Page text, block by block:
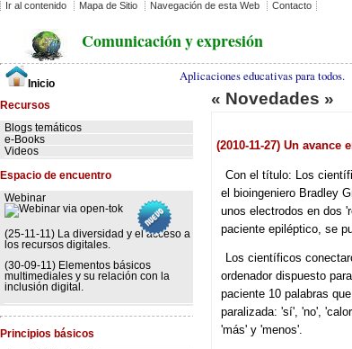
Ir al contenido Mapa de Sitio Navegación de esta Web Contacto
Comunicación y expresión
Aplicaciones educativas para todos.
Inicio
Recursos
Blogs temáticos
e-Books
Videos
Espacio de encuentro
Webinar
(25-11-11) La diversidad y el acceso a
los recursos digitales.
(30-09-11) Elementos básicos
multimediales y su relación con la
inclusión digital.
Principios básicos
« Novedades »
(2010-11-27) Un avance
Con el título: Los
el bioingeniero Bradley
unos electrodos en dos
paciente epiléptico, se
Los científicos
ordenador dispuesto
paciente 10 palabras
paralizada: 'sí', 'no',
'más' y 'menos'.